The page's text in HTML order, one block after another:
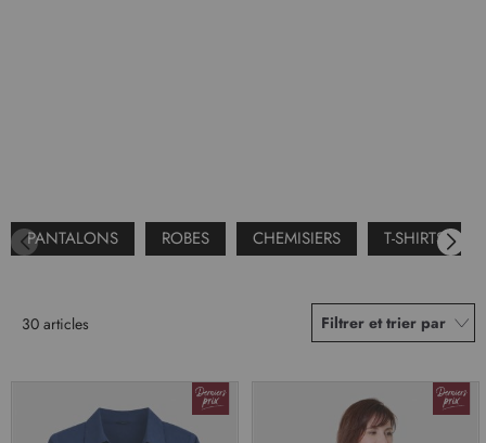
PANTALONS ROBES CHEMISIERS T-SHIRTS
30 articles Filtrer et trier par